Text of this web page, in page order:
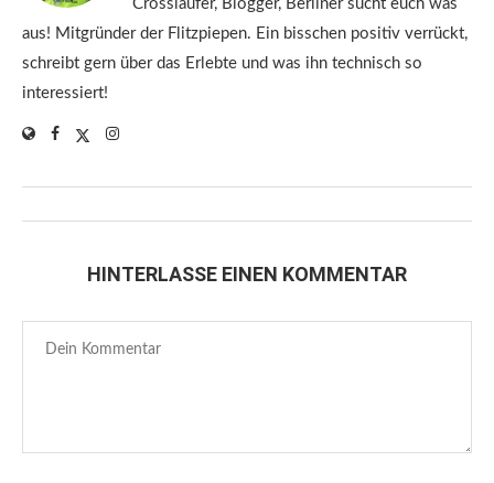
Crossläufer, Blogger, Berliner sucht euch was
aus! Mitgründer der Flitzpiepen. Ein bisschen positiv verrückt,
schreibt gern über das Erlebte und was ihn technisch so
interessiert!
HINTERLASSE EINEN KOMMENTAR